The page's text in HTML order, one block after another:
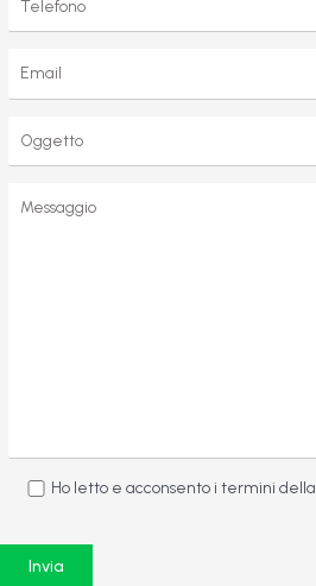
Ho letto e acconsento i termini della